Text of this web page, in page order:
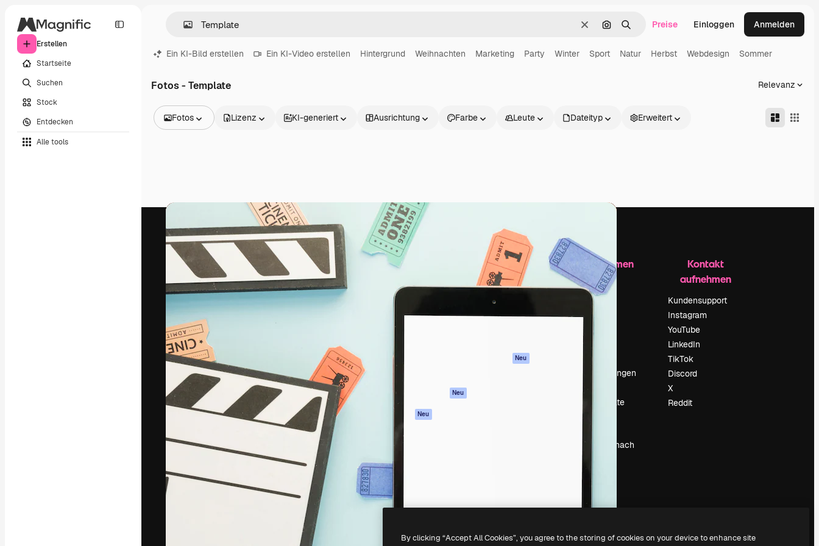
Erstellen
Startseite
Suchen
Stock
Entdecken
Alle tools
LöschenNach Bild suchen
SuchenPreise Einloggen Anmelden
Ein KI-Bild erstellen Ein KI-Video erstellen Hintergrund Weihnachten Marketing Party Winter Sport Natur Herbst Webdesign Sommer
Fotos - Template Relevanz
Fotos
Videos
Motion Graphics
Videovorlagen
Icons
3D-Modelle
Schriftarten
Lizenz KI-generiert Ausrichtung Farbe Leute Dateityp Erweitert
Die kreative Plattform, um deine beste
Arbeit zu verwirklichen. Mehr als 1 Million
Abonnenten unter Kreativen, Unternehmen,
Agenturen und Studios.
Produkte
Spaces
KI-Assistent
KI-Bildgenerator
KI-Videogenerator
Stimmengenerator
Neu
Neu
Mobile App
Loslegen
Academy
Dokumentation
Support
Neu
Unternehmen
Preise
Über uns
Reviews
Karriere
Veranstaltungen
Deine Inhalte
verkaufen
Suchst du nach
magnific.ai
Kontakt
aufnehmen
Kundensupport
Instagram
YouTube
LinkedIn
TikTok
Discord
X
Reddit
Copyright © 2010-2026Freepik Company S.L.U.Alle Rechte vorbehalten
By clicking “Accept All Cookies”, you agree to the storing of cookies on your device to enhance site